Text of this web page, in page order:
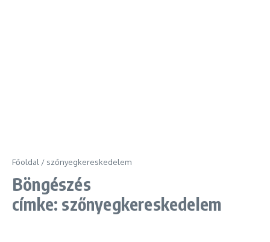
Főoldal / szőnyegkereskedelem
Böngészés
címke: szőnyegkereskedelem